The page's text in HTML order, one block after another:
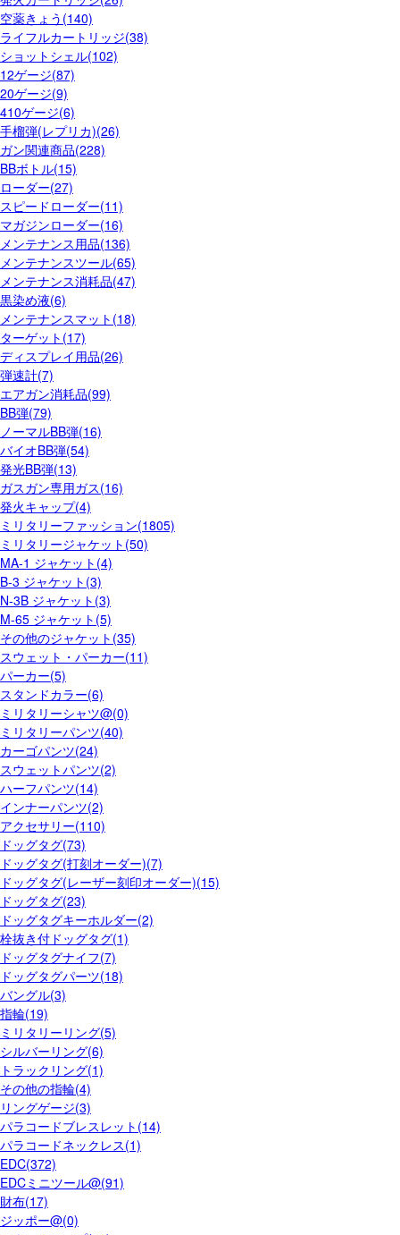
空薬きょう(140)
ライフルカートリッジ(38)
ショットシェル(102)
12ゲージ(87)
20ゲージ(9)
410ゲージ(6)
手榴弾(レプリカ)(26)
ガン関連商品(228)
BBボトル(15)
ローダー(27)
スピードローダー(11)
マガジンローダー(16)
メンテナンス用品(136)
メンテナンスツール(65)
メンテナンス消耗品(47)
黒染め液(6)
メンテナンスマット(18)
ターゲット(17)
ディスプレイ用品(26)
弾速計(7)
エアガン消耗品(99)
BB弾(79)
ノーマルBB弾(16)
バイオBB弾(54)
発光BB弾(13)
ガスガン専用ガス(16)
発火キャップ(4)
ミリタリーファッション(1805)
ミリタリージャケット(50)
MA-1 ジャケット(4)
B-3 ジャケット(3)
N-3B ジャケット(3)
M-65 ジャケット(5)
その他のジャケット(35)
スウェット・パーカー(11)
パーカー(5)
スタンドカラー(6)
ミリタリーシャツ@(0)
ミリタリーパンツ(40)
カーゴパンツ(24)
スウェットパンツ(2)
ハーフパンツ(14)
インナーパンツ(2)
アクセサリー(110)
ドッグタグ(73)
ドッグタグ(打刻オーダー)(7)
ドッグタグ(レーザー刻印オーダー)(15)
ドッグタグ(23)
ドッグタグキーホルダー(2)
栓抜き付ドッグタグ(1)
ドッグタグナイフ(7)
ドッグタグパーツ(18)
バングル(3)
指輪(19)
ミリタリーリング(5)
シルバーリング(6)
トラックリング(1)
その他の指輪(4)
リングゲージ(3)
パラコードブレスレット(14)
パラコードネックレス(1)
EDC(372)
EDCミニツール@(91)
財布(17)
ジッポー@(0)